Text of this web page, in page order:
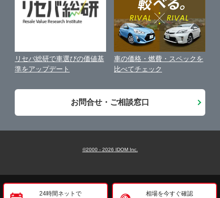
24時間ネットで 相場を今すぐ確認
古物営業法に基づく表示
お客様の声
会社案内
リセバ総研で車選びの価値基
準をアップデート
車の価格・燃費・スペックを
比べてチェック
お問合せ・ご相談窓口
©2000 - 2026 IDOM Inc.